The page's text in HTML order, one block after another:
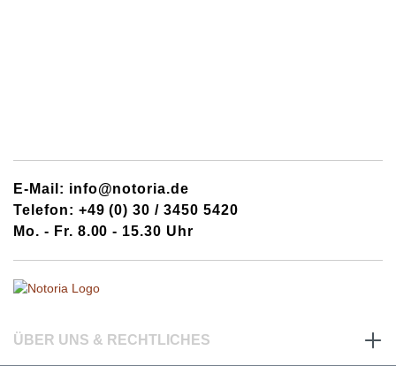
E-Mail: info@notoria.de
Telefon: +49 (0) 30 / 3450 5420
Mo. - Fr. 8.00 - 15.30 Uhr
ÜBER UNS & RECHTLICHES